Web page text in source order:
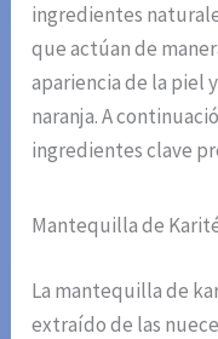
ingredientes
que actúan de
apariencia de la piel
naranja. A
ingredientes clave
Mantequilla de
La mantequilla de
extraído de las